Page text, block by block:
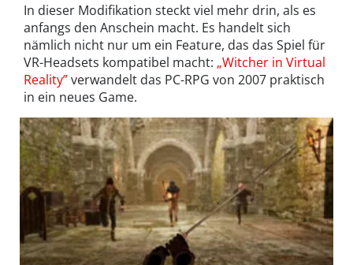
In dieser Modifikation steckt viel mehr drin, als es
anfangs den Anschein macht. Es handelt sich
nämlich nicht nur um ein Feature, das das Spiel für
VR-Headsets kompatibel macht: „Witcher in Virtual
Reality”verwandelt das PC-RPG von 2007 praktisch
in ein neues Game.